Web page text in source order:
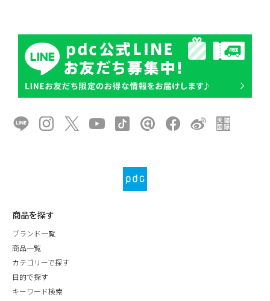
商品を探す
ブランド一覧
商品一覧
カテゴリーで探す
目的で探す
キーワード検索